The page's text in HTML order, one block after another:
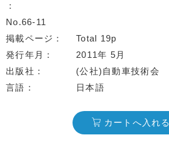
No.66-11
掲載ページ
Total 19p
発行年月
2011年 5月
出版社
(公社)自動車技術会
言語
日本語
カートへ入れる